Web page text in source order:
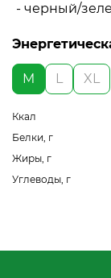
- черный/
M L XL
Ккал
Белки, г
Жиры, г
Углеводы, г